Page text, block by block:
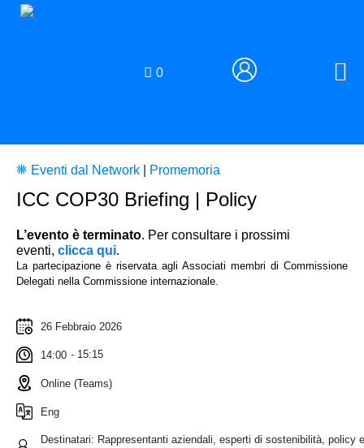
0
Eventi dal Network Promemoria
ICC COP30 Briefing | Policy
L’evento è terminato. Per consultare i prossimi
eventi, clicca qui.
La partecipazione è riservata agli Associati membri di Commissione
Delegati nella Commissione internazionale.
26 Febbraio 2026
14:00 - 15:15
Online (Teams)
Eng
Destinatari: Rappresentanti aziendali, esperti di sostenibilità, policy e